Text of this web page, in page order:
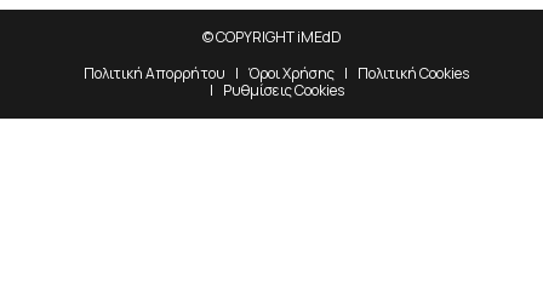
© COPYRIGHT iMEdD
Πολιτική Απορρήτου
Όροι Χρήσης
Πολιτική Cookies
Ρυθμίσεις Cookies